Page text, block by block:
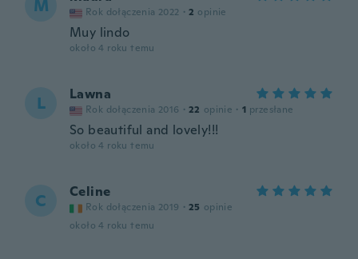
M Rok dołączenia 2022 · 2 opinie
Muy lindo
około 4 roku temu
L Lawna
Rok dołączenia 2016 · 22 opinie · 1 przesłane
So beautiful and lovely!!!
około 4 roku temu
C Celine
Rok dołączenia 2019 · 25 opinie
około 4 roku temu